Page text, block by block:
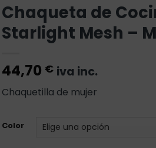
Chaqueta de
Starlight Mesh –
44,70 € iva inc.
Chaquetilla de mujer
Color